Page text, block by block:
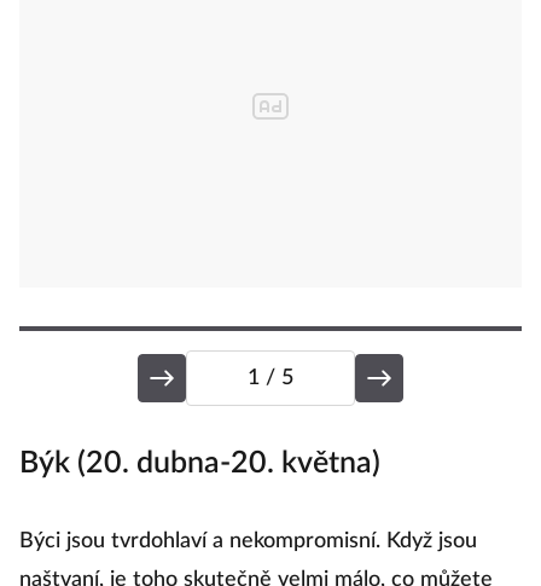
1 / 5
Býk (20. dubna-20. května)
Býci jsou tvrdohlaví a nekompromisní. Když jsou
naštvaní, je toho skutečně velmi málo, co můžete